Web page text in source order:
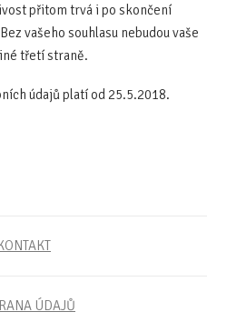
přitom trvá i po skončení
vašeho souhlasu nebudou vaše
třetí straně.
údajů platí od 25.5.2018.
ÚDAJŮ